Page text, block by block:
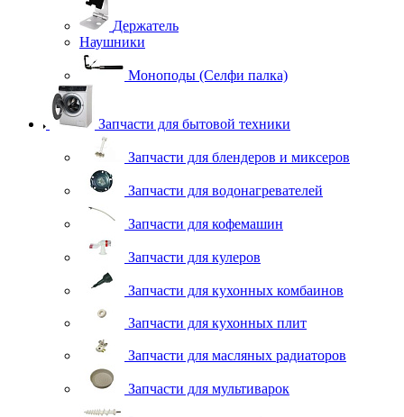
Держатель
Наушники
Моноподы (Селфи палка)
Запчасти для бытовой техники
Запчасти для блендеров и миксеров
Запчасти для водонагревателей
Запчасти для кофемашин
Запчасти для кулеров
Запчасти для кухонных комбаинов
Запчасти для кухонных плит
Запчасти для масляных радиаторов
Запчасти для мультиварок